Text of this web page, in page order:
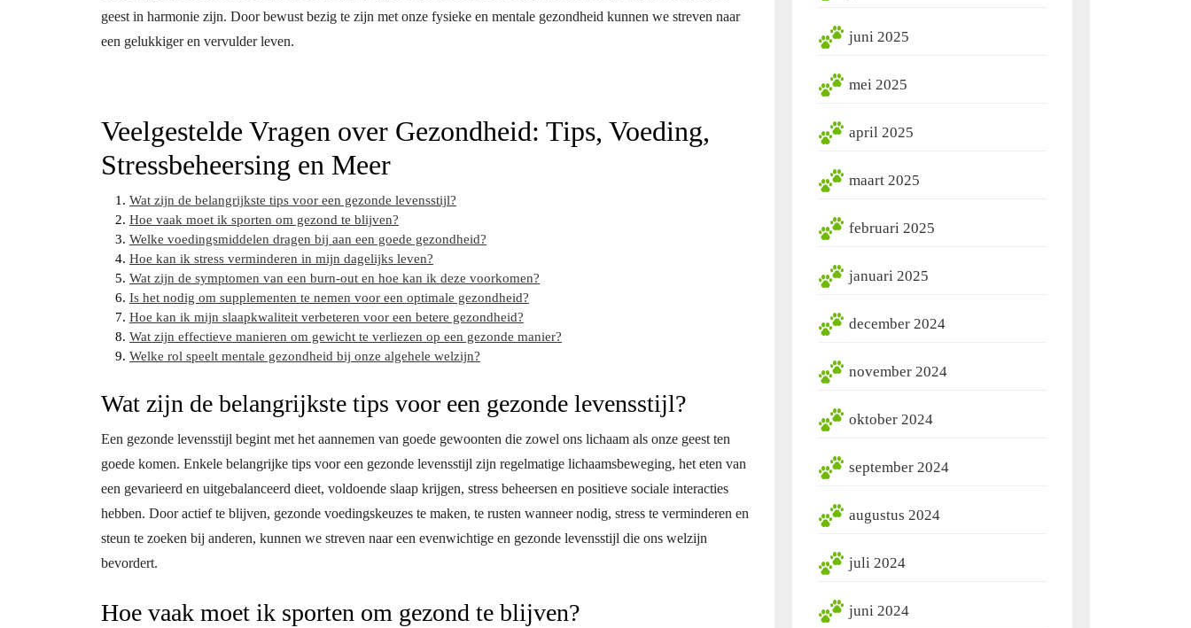
geest in harmonie zijn. Door bewust bezig te zijn met onze fysieke en mentale gezondheid kunnen we streven naar
een gelukkiger en vervulder leven.
Veelgestelde Vragen over Gezondheid: Tips, Voeding,
Stressbeheersing en Meer
Wat zijn de belangrijkste tips voor een gezonde levensstijl?
Hoe vaak moet ik sporten om gezond te blijven?
Welke voedingsmiddelen dragen bij aan een goede gezondheid?
Hoe kan ik stress verminderen in mijn dagelijks leven?
Wat zijn de symptomen van een burn-out en hoe kan ik deze voorkomen?
Is het nodig om supplementen te nemen voor een optimale gezondheid?
Hoe kan ik mijn slaapkwaliteit verbeteren voor een betere gezondheid?
Wat zijn effectieve manieren om gewicht te verliezen op een gezonde manier?
Welke rol speelt mentale gezondheid bij onze algehele welzijn?
Wat zijn de belangrijkste tips voor een gezonde levensstijl?
Een gezonde levensstijl begint met het aannemen van goede gewoonten die zowel ons lichaam als onze geest ten
goede komen. Enkele belangrijke tips voor een gezonde levensstijl zijn regelmatige lichaamsbeweging, het eten van
een gevarieerd en uitgebalanceerd dieet, voldoende slaap krijgen, stress beheersen en positieve sociale interacties
hebben. Door actief te blijven, gezonde voedingskeuzes te maken, te rusten wanneer nodig, stress te verminderen en
steun te zoeken bij anderen, kunnen we streven naar een evenwichtige en gezonde levensstijl die ons welzijn
bevordert.
Hoe vaak moet ik sporten om gezond te blijven?
juni 2025
mei 2025
april 2025
maart 2025
februari 2025
januari 2025
december 2024
november 2024
oktober 2024
september 2024
augustus 2024
juli 2024
juni 2024